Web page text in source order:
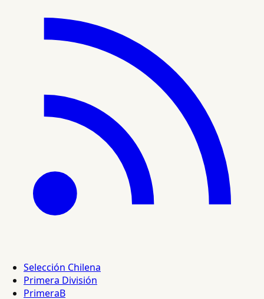
Selección Chilena
Primera División
PrimeraB